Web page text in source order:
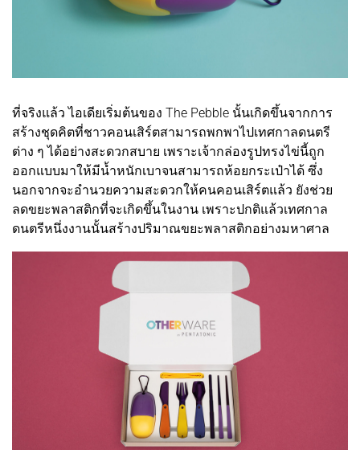
ที่จริงแล้ว ไอเดียเริ่มต้นของ The Pebble นั้นเกิดขึ้นจากการ
สร้างชุดคิตที่ชาวคอนเสิร์ตสามารถพกพาไปเทศกาลดนตรี
ต่าง ๆ ได้อย่างสะดวกสบาย เพราะเจ้ากล่องรูปทรงไข่นี้ถูก
ออกแบบมาให้มีน้ำหนักเบาจนสามารถห้อยกระเป๋าได้ ซึ่ง
นอกจากจะอำนวยความสะดวกให้คนคอนเสิร์ตแล้ว ยังช่วย
ลดขยะพลาสติกที่จะเกิดขึ้นในงาน เพราะปกติแล้วเทศกาล
ดนตรีหนึ่งงานนั้นสร้างปริมาณขยะพลาสติกอย่างมหาศาล